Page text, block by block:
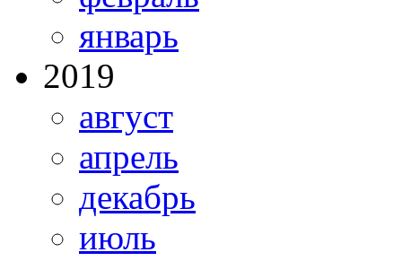
январь
2019
август
апрель
декабрь
июль